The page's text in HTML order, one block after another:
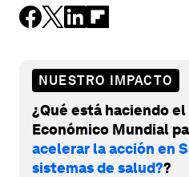
NUESTRO IMPACTO
¿Qué está haciendo el
Económico Mundial
acelerar la acción en
sistemas de salud??